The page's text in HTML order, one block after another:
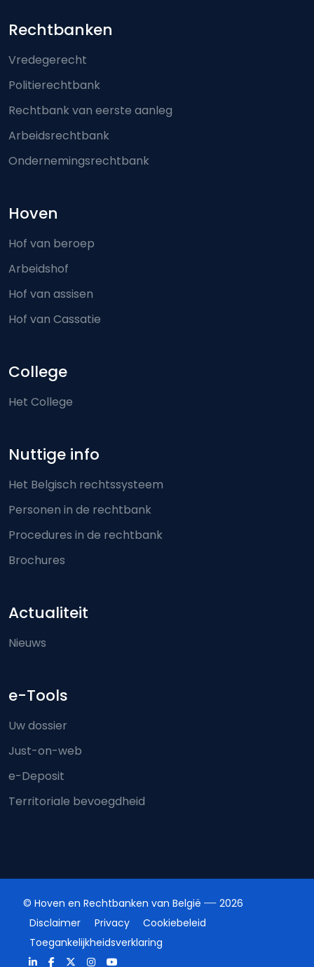
Footer-menu
Rechtbanken
Vredegerecht
Politierechtbank
Rechtbank van eerste aanleg
Arbeidsrechtbank
Ondernemingsrechtbank
Hoven
Hof van beroep
Arbeidshof
Hof van assisen
Hof van Cassatie
College
Het College
Nuttige info
Het Belgisch rechtssysteem
Personen in de rechtbank
Procedures in de rechtbank
Brochures
Actualiteit
Nieuws
e-Tools
Uw dossier
Just-on-web
e-Deposit
Territoriale bevoegdheid
© Hoven en Rechtbanken van België
2026
Disclaimer
Privacy
Cookiebeleid
Toegankelijkheidsverklaring